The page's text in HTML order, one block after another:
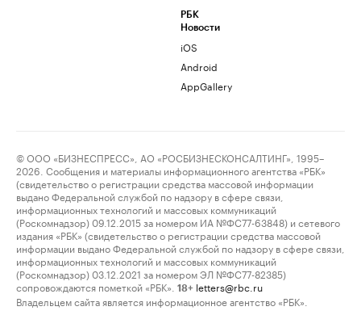
РБК
Новости
iOS
Android
AppGallery
© ООО «БИЗНЕСПРЕСС», АО «РОСБИЗНЕСКОНСАЛТИНГ», 1995–
2026. Сообщения и материалы информационного агентства «РБК»
(свидетельство о регистрации средства массовой информации
выдано Федеральной службой по надзору в сфере связи,
информационных технологий и массовых коммуникаций
(Роскомнадзор) 09.12.2015 за номером ИА №ФС77-63848) и сетевого
издания «РБК» (свидетельство о регистрации средства массовой
информации выдано Федеральной службой по надзору в сфере связи,
информационных технологий и массовых коммуникаций
(Роскомнадзор) 03.12.2021 за номером ЭЛ №ФС77-82385)
сопровождаются пометкой «РБК».
18+ letters@rbc.ru
Владельцем сайта является информационное агентство «РБК».